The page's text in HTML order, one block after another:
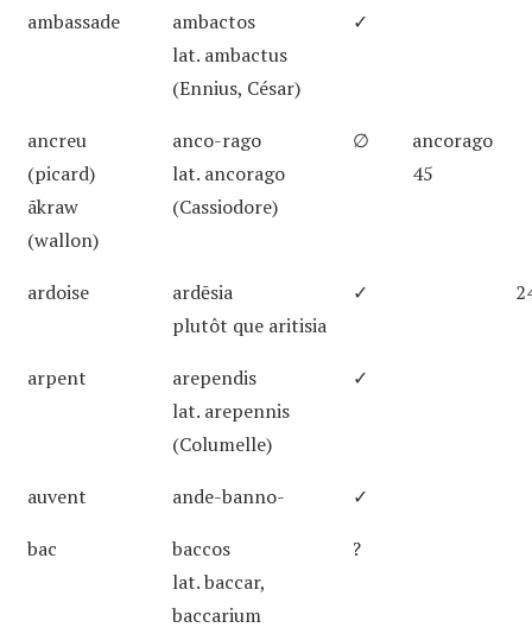
ambassade
ambactos
lat. ambactus
(Ennius, César)
✓
ancreu
(picard)
ãkraw
(wallon)
anco-rago
lat. ancorago
(Cassiodore)
∅
ancorago
45
ardoise
ardēsia
plutôt que aritisia
✓
arpent
arependis
lat. arepennis
(Columelle)
✓
auvent ande-banno-
✓
bac
baccos
lat. baccar,
baccarium
?